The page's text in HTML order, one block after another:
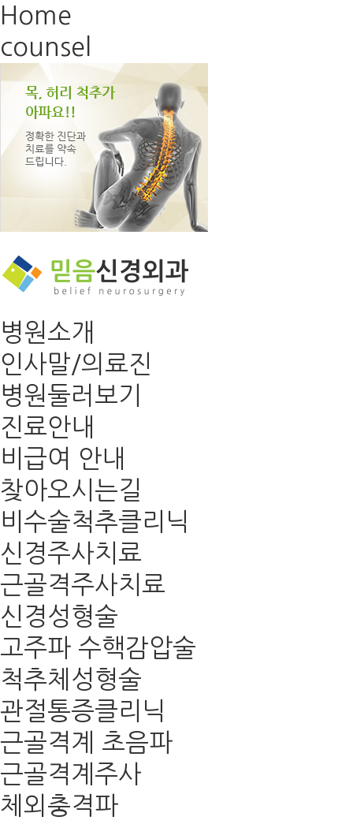
Home
counsel
병원소개
인사말/의료진
병원둘러보기
진료안내
비급여 안내
찾아오시는길
비수술척추클리닉
신경주사치료
근골격주사치료
신경성형술
고주파 수핵감압술
척추체성형술
관절통증클리닉
근골격계 초음파
근골격계주사
체외충격파